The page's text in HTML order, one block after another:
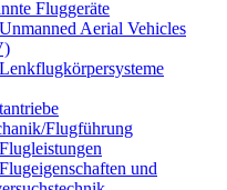
Fluggeräte
Aerial Vehicles
Flugführung
und